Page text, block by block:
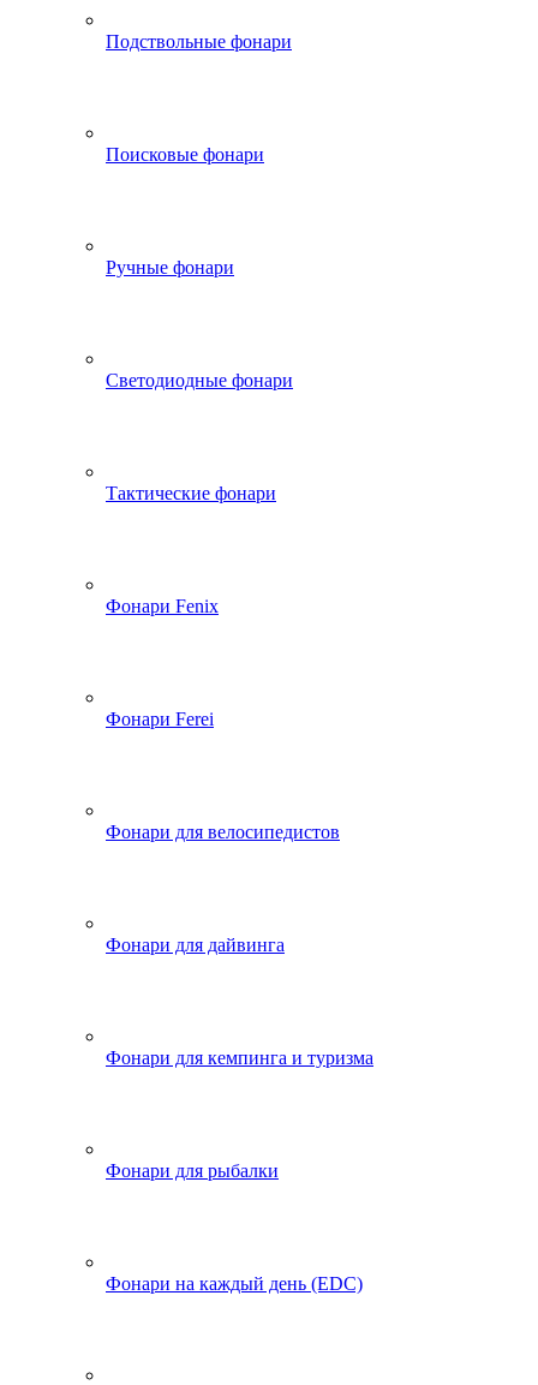
Подствольные фонари
Поисковые фонари
Ручные фонари
Светодиодные фонари
Тактические фонари
Фонари Fenix
Фонари Ferei
Фонари для велосипедистов
Фонари для дайвинга
Фонари для кемпинга и туризма
Фонари для рыбалки
Фонари на каждый день (EDC)